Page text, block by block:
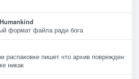
формат файла ради бога
распаковке пишет что архив поврежден
никак